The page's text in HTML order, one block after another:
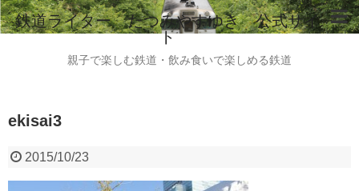
鉄道ライター たつみやすゆき 公式サイ
ト
親子で楽しむ鉄道・飲み食いで楽しめる鉄道
ekisai3
2015/10/23
instagram
ご意見・ご感想・お問い合わせはこちらから